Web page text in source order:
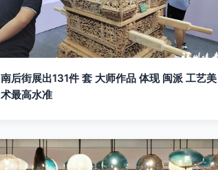
南后街展出131件 套 大师作品 体现 闽派 工艺美
术最高水准